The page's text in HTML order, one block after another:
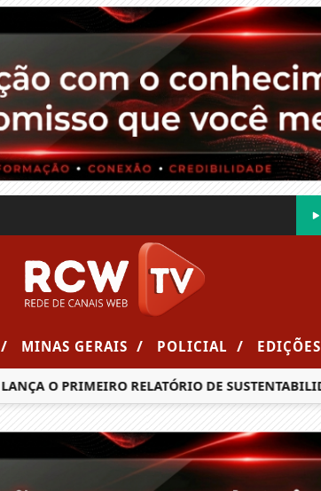
/ MINAS GERAIS / POLICIAL / EDIÇÕES
PRIMEIRO RELATÓRIO DE SUSTENTABILIDADE